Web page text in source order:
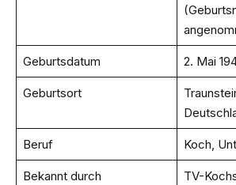
Geburtsdatum 2. Mai
Geburtsort
Beruf Koch,
Bekannt durch
TV-